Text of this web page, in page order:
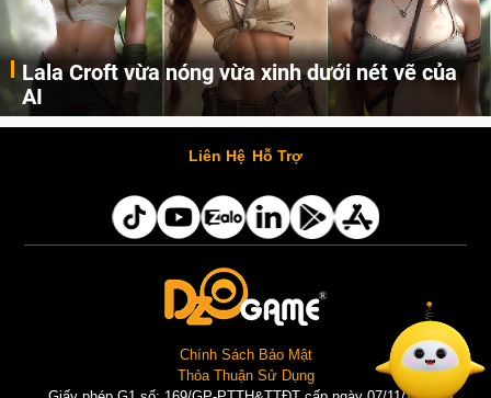
Lala Croft vừa nóng vừa xinh dưới nét vẽ của
AI
Cùng đến với những hình ảnh Lala Croft của Tomb Raider dưới nét vẽ của AI. Một cô nàng xinh đẹp, nóng bỏng nhưng cũng rắn rỏi và mạnh mẽ.
Liên Hệ Hỗ Trợ
Chính Sách Bảo Mật
Thỏa Thuận Sử Dụng